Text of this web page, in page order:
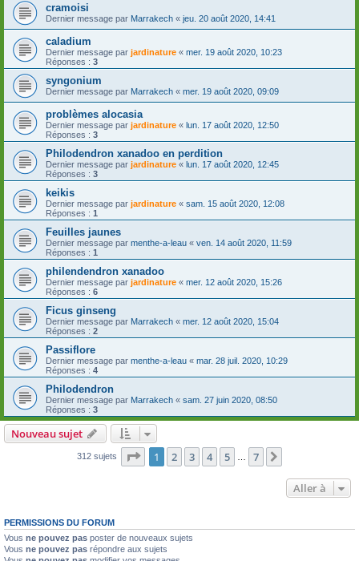
cramoisi
Dernier message par Marrakech « jeu. 20 août 2020, 14:41
caladium
Dernier message par jardinature « mer. 19 août 2020, 10:23
Réponses : 3
syngonium
Dernier message par Marrakech « mer. 19 août 2020, 09:09
problèmes alocasia
Dernier message par jardinature « lun. 17 août 2020, 12:50
Réponses : 3
Philodendron xanadoo en perdition
Dernier message par jardinature « lun. 17 août 2020, 12:45
Réponses : 3
keikis
Dernier message par jardinature « sam. 15 août 2020, 12:08
Réponses : 1
Feuilles jaunes
Dernier message par menthe-a-leau « ven. 14 août 2020, 11:59
Réponses : 1
philendendron xanadoo
Dernier message par jardinature « mer. 12 août 2020, 15:26
Réponses : 6
Ficus ginseng
Dernier message par Marrakech « mer. 12 août 2020, 15:04
Réponses : 2
Passiflore
Dernier message par menthe-a-leau « mar. 28 juil. 2020, 10:29
Réponses : 4
Philodendron
Dernier message par Marrakech « sam. 27 juin 2020, 08:50
Réponses : 3
Nouveau sujet
312 sujets Page 1sur7
1 2 3 4 5 7
Aller à
PERMISSIONS DU FORUM
Vous ne pouvez pas poster de nouveaux sujets
Vous ne pouvez pas répondre aux sujets